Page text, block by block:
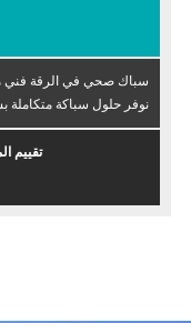
سباك صحي في الرقة فني
نوفر حلول سباكة متكاملة
تقييم